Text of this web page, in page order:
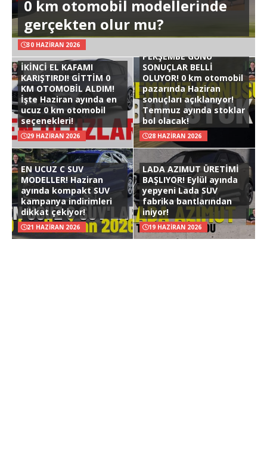
0 km otomobil modellerinde
gerçekten olur mu?
30 HAZIRAN 2026
İKİNCİ EL KAFAMI
KARIŞTIRDI! GİTTİM 0
KM OTOMOBİL ALDIM!
İşte Haziran ayında en
ucuz 0 km otomobil
seçenekleri!
29 HAZIRAN 2026
PERŞEMBE GÜNÜ
SONUÇLAR BELLİ
OLUYOR! 0 km otomobil
pazarında Haziran
sonuçları açıklanıyor!
Temmuz ayında stoklar
bol olacak!
28 HAZIRAN 2026
EN UCUZ C SUV
MODELLER! Haziran
ayında kompakt SUV
kampanya indirimleri
dikkat çekiyor!
21 HAZIRAN 2026
LADA AZIMUT ÜRETİMİ
BAŞLIYOR! Eylül ayında
yepyeni Lada SUV
fabrika bantlarından
iniyor!
19 HAZIRAN 2026